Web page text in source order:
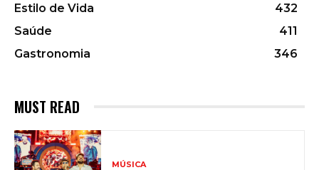
Estilo de Vida
432
Saúde
411
Gastronomia
346
MUST READ
MÚSICA